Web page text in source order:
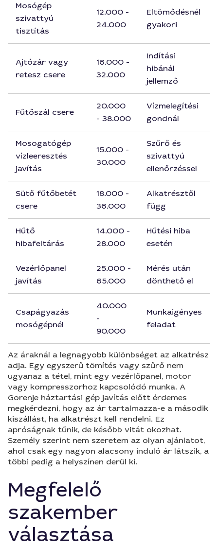
Mosógép
szivattyú
tisztítás
12.000 -
24.000
Eltömődésnél
gyakori
Ajtózár vagy
retesz csere
16.000 -
32.000
Indítási
hibánál
jellemző
Fűtőszál csere
20.000
- 38.000
Vízmelegítési
gondnál
Mosogatógép
vízleeresztés
javítás
15.000 -
30.000
Szűrő és
szivattyú
ellenőrzéssel
Sütő fűtőbetét
csere
18.000 -
36.000
Alkatrésztől
függ
Hűtő
hibafeltárás
14.000 -
28.000
Hűtési hiba
esetén
Vezérlőpanel
javítás
25.000 -
65.000
Mérés után
dönthető el
Csapágyazás
mosógépnél
40.000
-
90.000
Munkaigényes
feladat
Az áraknál a legnagyobb különbséget az alkatrész
adja. Egy egyszerű tömítés vagy szűrő nem
ugyanaz a tétel, mint egy vezérlőpanel, motor
vagy kompresszorhoz kapcsolódó munka. A
Gorenje háztartási gép javítás előtt érdemes
megkérdezni, hogy az ár tartalmazza-e a második
kiszállást, ha alkatrészt kell rendelni. Ez
apróságnak tűnik, de később vitát okozhat.
Személy szerint nem szeretem az olyan ajánlatot,
ahol csak egy nagyon alacsony induló ár látszik, a
többi pedig a helyszínen derül ki.
Megfelelő
szakember
választása